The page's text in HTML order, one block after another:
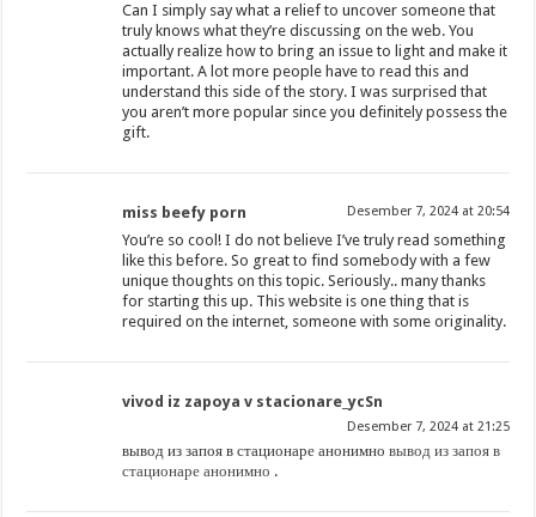
Can I simply say what a relief to uncover someone that
truly knows what they’re discussing on the web. You
actually realize how to bring an issue to light and make it
important. A lot more people have to read this and
understand this side of the story. I was surprised that
you aren’t more popular since you definitely possess the
gift.
miss beefy porn Desember 7, 2024 at 20:54
You’re so cool! I do not believe I’ve truly read something
like this before. So great to find somebody with a few
unique thoughts on this topic. Seriously.. many thanks
for starting this up. This website is one thing that is
required on the internet, someone with some originality.
vivod iz zapoya v stacionare_ycSn
Desember 7, 2024 at 21:25
вывод из запоя в стационаре анонимновывод из запоя в
стационаре анонимно .